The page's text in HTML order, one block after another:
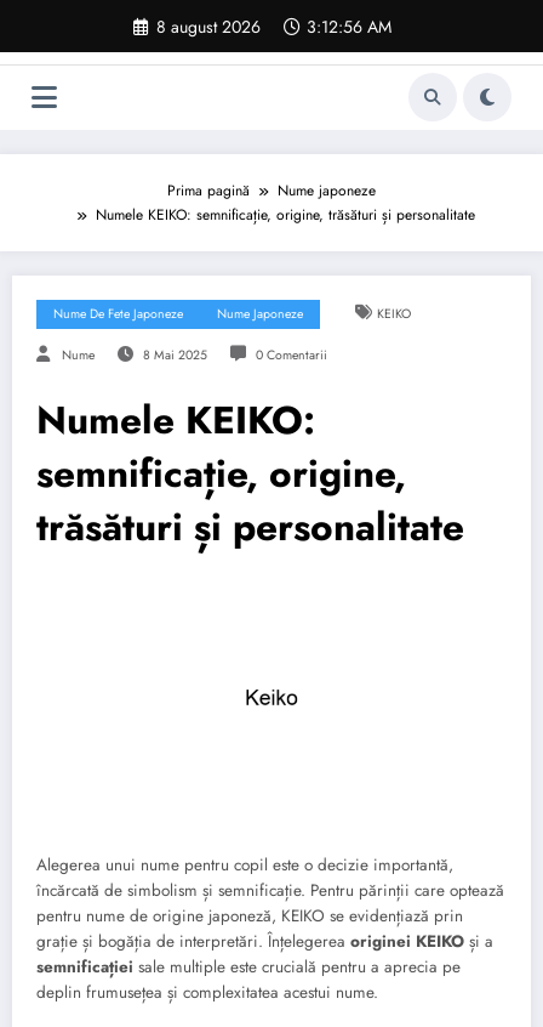
conținut
8 august 2026 3:12:57 AM
Prima pagină
Nume japoneze
Numele KEIKO: semnificație, origine, trăsături și personalitate
Nume De Fete Japoneze Nume Japoneze KEIKO
Nume 8 Mai 2025 0 Comentarii
Numele KEIKO:
semnificație, origine,
trăsături și personalitate
Alegerea unui nume pentru copil este o decizie importantă,
încărcată de simbolism și semnificație. Pentru părinții care optează
pentru nume de origine japoneză, KEIKO se evidențiază prin
grație și bogăția de interpretări. Înțelegerea originei KEIKO și a
semnificației sale multiple este crucială pentru a aprecia pe
deplin frumusețea și complexitatea acestui nume.